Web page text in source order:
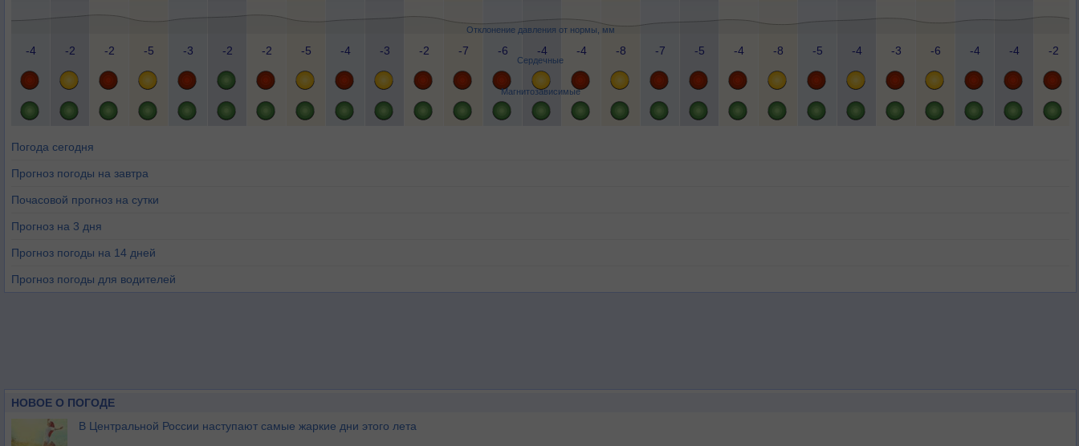
Отклонение давления от нормы, мм
Сердечные
Магнитозависимые
-4 -2 -2 -5 -3 -2 -2 -5 -4 -3 -2 -7 -6 -4 -4 -8 -7 -5 -4 -8 -5 -4 -3 -6 -4 -4 -2
Погода сегодня
Прогноз погоды на завтра
Почасовой прогноз на сутки
Прогноз на 3 дня
Прогноз погоды на 14 дней
Прогноз погоды для водителей
НОВОЕ О ПОГОДЕ
В Центральной России наступают самые жаркие дни этого лета